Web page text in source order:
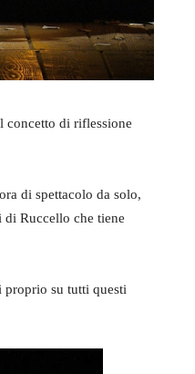
concetto di riflessione
di spettacolo da solo,
di Ruccello che tiene
su tutti questi